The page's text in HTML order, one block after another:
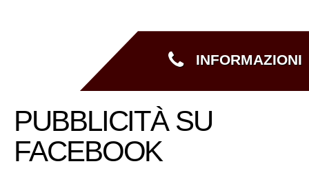
INFORMAZIONI
PUBBLICITÀ SU
FACEBOOK